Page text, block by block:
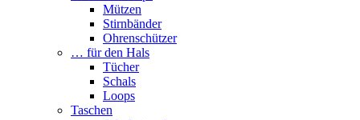
Mützen
Stirnbänder
Ohrenschützer
… für den Hals
Tücher
Schals
Loops
Taschen